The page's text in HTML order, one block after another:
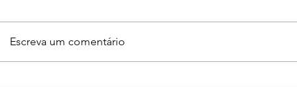
Escreva um comentário